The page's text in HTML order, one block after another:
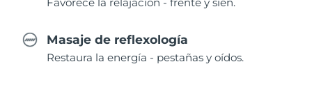
Masaje de reflexología
Restaura la energía - pestañas y oídos.